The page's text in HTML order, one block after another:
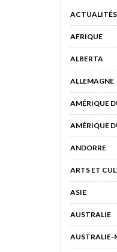
ACTUALITÉS
AFRIQUE
ALBERTA
ALLEMAGNE
AMÉRIQUE
AMÉRIQUE
ANDORRE
ARTS ET
ASIE
AUSTRALIE
AUSTRALIE-